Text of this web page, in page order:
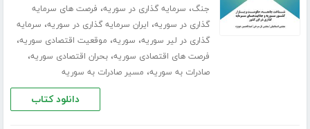
جنگ، سرمایه گذاری در سوریه، فرصت های سرمایه
گذاری در سوریه، ایران سرمایه گذاری در سوریه، سرمایه
گذاری در لیر سوریه، سوریه، موقعیت اقتصادی سوریه،
فرصت های اقتصادی سوریه،بحران اقتصادی سوریه،
صادرات به سوریه، مسیر صادرات به سوریه
دانلود کتاب